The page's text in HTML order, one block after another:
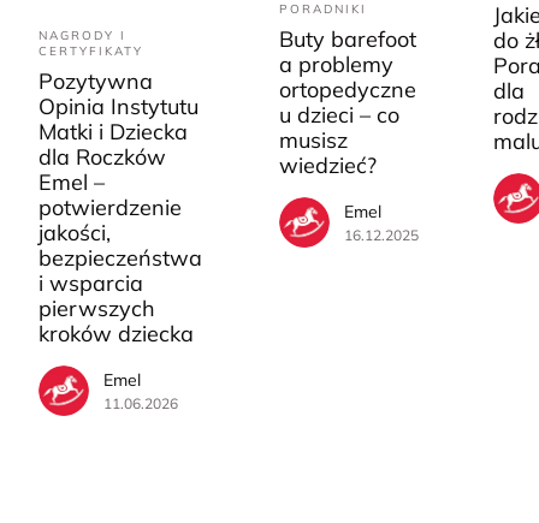
NAGRODY I
CERTYFIKATY
Pozytywna
Opinia Instytutu
Matki i Dziecka
dla Roczków
Emel –
potwierdzenie
jakości,
bezpieczeństwa
i wsparcia
pierwszych
kroków dziecka
Emel
11.06.2026
PORADNIKI
Buty barefoot
a problemy
ortopedyczne
u dzieci – co
musisz
wiedzieć?
Emel
16.12.2025
do
dla